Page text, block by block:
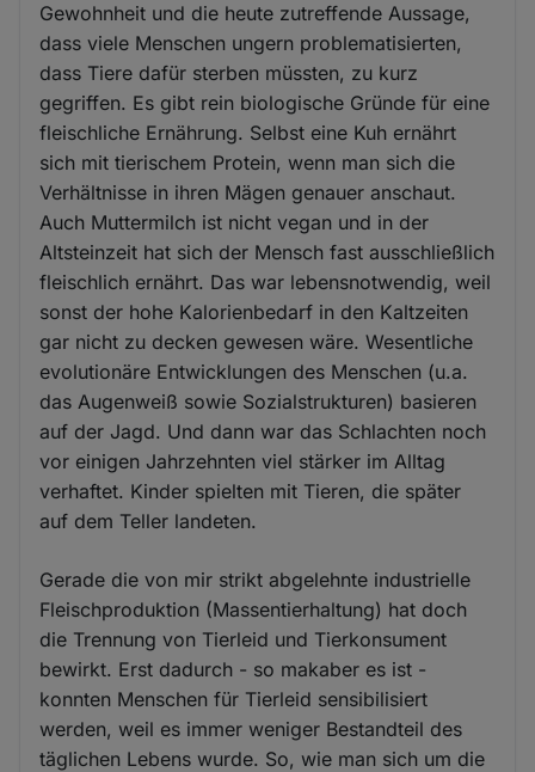
Gewohnheit und die heute zutreffende Aussage,
dass viele Menschen ungern problematisierten,
dass Tiere dafür sterben müssten, zu kurz
gegriffen. Es gibt rein biologische Gründe für eine
fleischliche Ernährung. Selbst eine Kuh ernährt
sich mit tierischem Protein, wenn man sich die
Verhältnisse in ihren Mägen genauer anschaut.
Auch Muttermilch ist nicht vegan und in der
Altsteinzeit hat sich der Mensch fast ausschließlich
fleischlich ernährt. Das war lebensnotwendig, weil
sonst der hohe Kalorienbedarf in den Kaltzeiten
gar nicht zu decken gewesen wäre. Wesentliche
evolutionäre Entwicklungen des Menschen (u.a.
das Augenweiß sowie Sozialstrukturen) basieren
auf der Jagd. Und dann war das Schlachten noch
vor einigen Jahrzehnten viel stärker im Alltag
verhaftet. Kinder spielten mit Tieren, die später
auf dem Teller landeten.
Gerade die von mir strikt abgelehnte industrielle
Fleischproduktion (Massentierhaltung) hat doch
die Trennung von Tierleid und Tierkonsument
bewirkt. Erst dadurch - so makaber es ist -
konnten Menschen für Tierleid sensibilisiert
werden, weil es immer weniger Bestandteil des
täglichen Lebens wurde. So, wie man sich um die